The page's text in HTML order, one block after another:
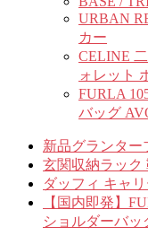
URBAN
カー
CELINE
ォレット
FURLA
バッグ
新品グランター
玄関収納ラック
ダッフィ キャ
【国内即発】
ショルダーバッ